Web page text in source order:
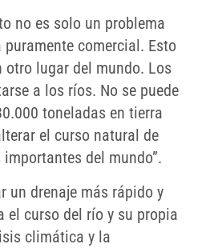
no es solo un problema
comercial. Esto
otro lugar del mundo. Los
a los ríos. No se puede
toneladas en tierra
el curso natural de
del mundo”.
un drenaje más rápido y
el curso del río y su propia
climática y la